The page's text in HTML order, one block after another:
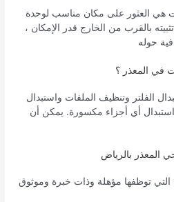
هي العثور على مكان مناسب لوحدة
بالقرب من الخارج قدر الإمكان ،
حوله
في المعذر ؟
الفلتر وتنظيف الملفات واستبدال
أي أجزاء مكسورة. يمكن أن
المعذر بالرياض
التي توظفها مؤهلة وذات خبرة وموثوق